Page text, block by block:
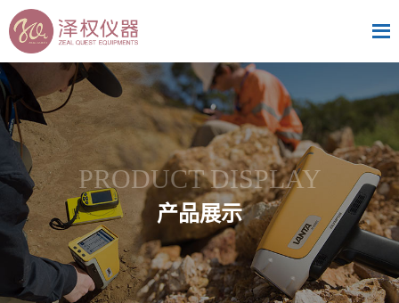
PRODUCT DISPLAY
产品展示